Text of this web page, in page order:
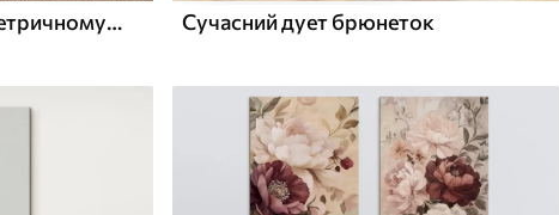
Графічні маки на геометричному тлі Сучасний дует брюнеток